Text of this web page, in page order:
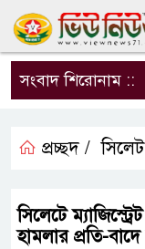
সংবাদ শিরোনাম ::
প্রচ্ছদ / সিলেট
সিলেটে
হামলার প্রতি-